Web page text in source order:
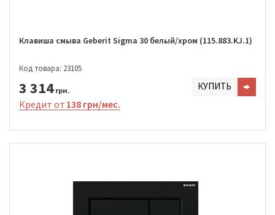
Клавиша смыва Geberit Sigma 30 белый/хром (115.883.KJ.1)
Код товара: 23105
3 314 грн. КУПИТЬ
Кредит от 138 грн/мес.